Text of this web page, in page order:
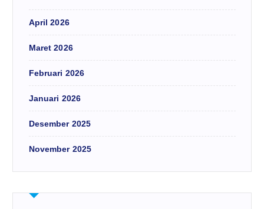
April 2026
Maret 2026
Februari 2026
Januari 2026
Desember 2025
November 2025